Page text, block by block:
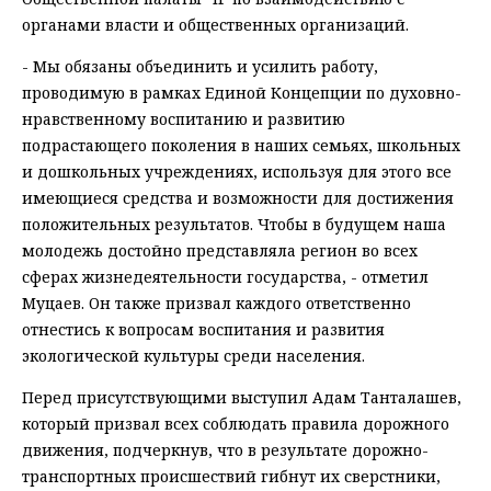
органами власти и общественных организаций.
- Мы обязаны объединить и усилить работу,
проводимую в рамках Единой Концепции по духовно-
нравственному воспитанию и развитию
подрастающего поколения в наших семьях, школьных
и дошкольных учреждениях, используя для этого все
имеющиеся средства и возможности для достижения
положительных результатов. Чтобы в будущем наша
молодежь достойно представляла регион во всех
сферах жизнедеятельности государства, - отметил
Муцаев. Он также призвал каждого ответственно
отнестись к вопросам воспитания и развития
экологической культуры среди населения.
Перед присутствующими выступил Адам Танталашев,
который призвал всех соблюдать правила дорожного
движения, подчеркнув, что в результате дорожно-
транспортных происшествий гибнут их сверстники,